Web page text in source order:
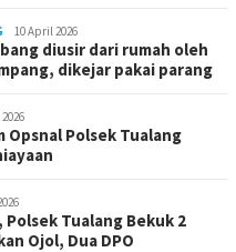
10 April 2026
diusir dari rumah oleh
dikejar pakai parang
Opsnal Polsek Tualang
Polsek Tualang Bekuk 2
Ojol, Dua DPO